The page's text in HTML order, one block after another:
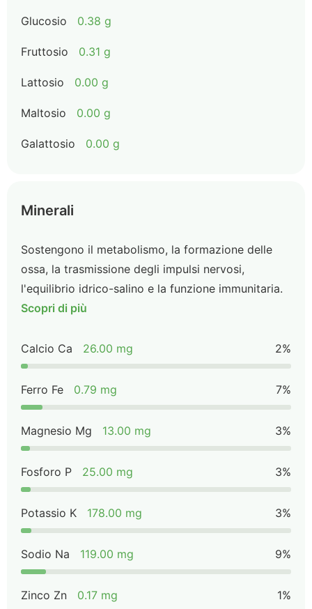
Glucosio 0.38 g
Fruttosio 0.31 g
Lattosio 0.00 g
Maltosio 0.00 g
Galattosio 0.00 g
Minerali
Sostengono il metabolismo, la formazione delle
ossa, la trasmissione degli impulsi nervosi,
l'equilibrio idrico-salino e la funzione immunitaria.
Scopri di più
Calcio Ca 26.00 mg 2%
Ferro Fe 0.79 mg 7%
Magnesio Mg 13.00 mg 3%
Fosforo P 25.00 mg 3%
Potassio K 178.00 mg 3%
Sodio Na 119.00 mg 9%
Zinco Zn 0.17 mg 1%